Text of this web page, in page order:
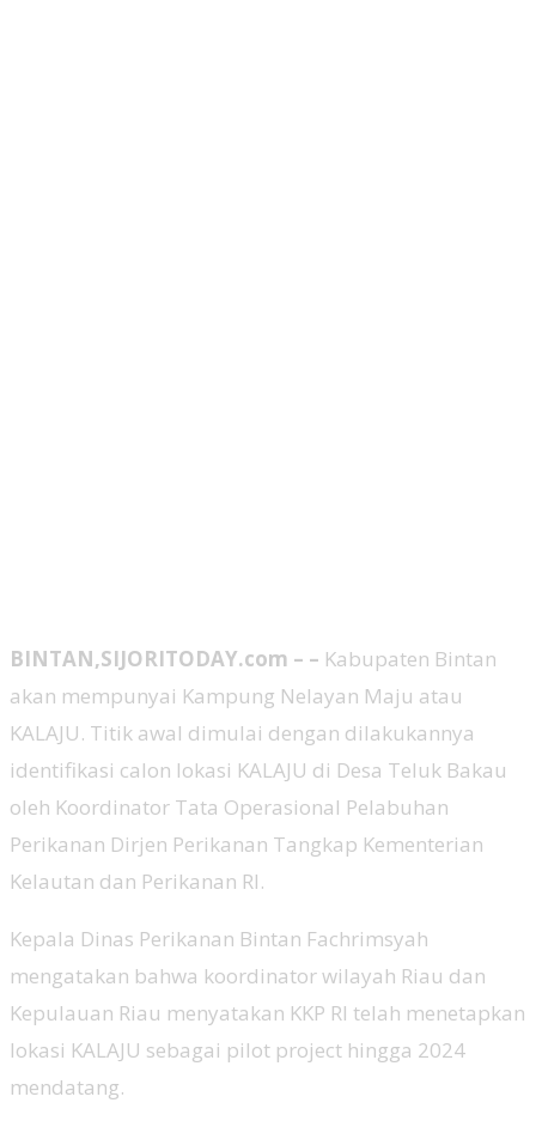
BINTAN,SIJORITODAY.com – – Kabupaten Bintan
akan mempunyai Kampung Nelayan Maju atau
KALAJU. Titik awal dimulai dengan dilakukannya
identifikasi calon lokasi KALAJU di Desa Teluk Bakau
oleh Koordinator Tata Operasional Pelabuhan
Perikanan Dirjen Perikanan Tangkap Kementerian
Kelautan dan Perikanan RI.
Kepala Dinas Perikanan Bintan Fachrimsyah
mengatakan bahwa koordinator wilayah Riau dan
Kepulauan Riau menyatakan KKP RI telah menetapkan
lokasi KALAJU sebagai pilot project hingga 2024
mendatang.